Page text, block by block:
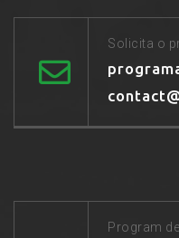
Solicita o
Program